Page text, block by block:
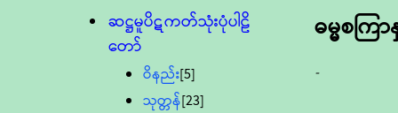
ဆဋ္ဌမူပိဋကတ်သုံးပုံပါဠိ
တော်
ဝိနည်း[5]
သုတ္တန်[23]
ဓမ္မစကြ
-